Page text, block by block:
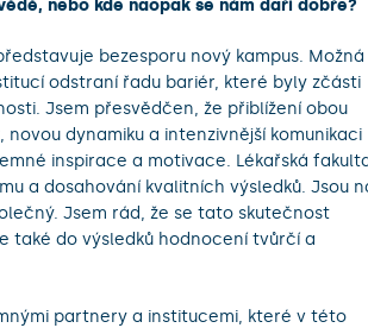
nebo kde naopak se nám daří dobře?
bezesporu nový kampus. Možná
odstraní řadu bariér, které byly zčásti
Jsem přesvědčen, že přiblížení obou
dynamiku a intenzivnější komunikaci
inspirace a motivace. Lékařská
a dosahování kvalitních výsledků. Jsou
Jsem rád, že se tato skutečnost
také do výsledků hodnocení tvůrčí a
partnery a institucemi, které v této